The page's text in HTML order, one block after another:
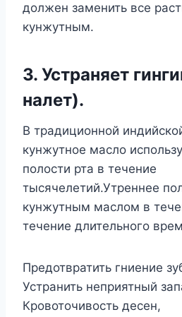
должен заменить все
кунжутным.
3. Устраняет
налет).
В традиционной
кунжутное масло
полости рта в течение
тысячелетий.Утреннее
кунжутным маслом в
течение длительного
Предотвратить гниение
Устранить неприятный
Кровоточивость десен,